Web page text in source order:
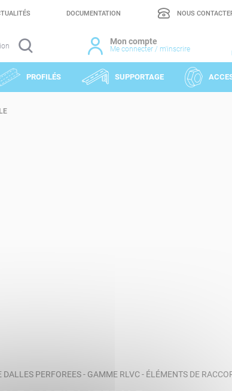
DOCUMENTATION NOUS
Mon compte
Me connecter / m'inscrire
PROFILÉS SUPPORTAGE
DALLES PERFOREES - GAMME RLVC - ÉLÉMENTS DE